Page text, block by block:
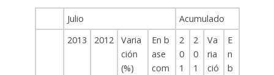
Julio
Acumulado
2013
2012
Varia
ción
(%)
En b
ase
com
2
0
1
2
0
1
Va
ria
ció
E
n
b